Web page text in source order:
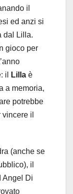
il
ed anzi si
dal Lilla.
gioco per
il
Lilla è
a memoria,
potrebbe
il
(anche se
il
Angel Di